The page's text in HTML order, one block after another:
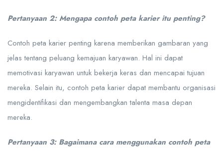
Pertanyaan 2: Mengapa contoh peta karier itu penting?
Contoh peta karier penting karena memberikan gambaran yang
jelas tentang peluang kemajuan karyawan. Hal ini dapat
memotivasi karyawan untuk bekerja keras dan mencapai tujuan
mereka. Selain itu, contoh peta karier dapat membantu organisasi
mengidentifikasi dan mengembangkan talenta masa depan
mereka.
Pertanyaan 3: Bagaimana cara menggunakan contoh peta